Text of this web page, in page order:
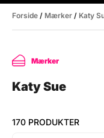
Forside / Mærker / Katy
Mærker
Katy Sue
170 PRODUKTER